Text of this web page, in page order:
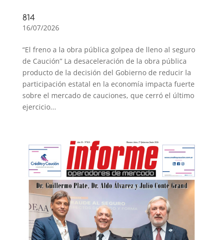
814
16/07/2026
“El freno a la obra pública golpea de lleno al seguro
de Caución” La desaceleración de la obra pública
producto de la decisión del Gobierno de reducir la
participación estatal en la economía impacta fuerte
sobre el mercado de cauciones, que cerró el último
ejercicio...